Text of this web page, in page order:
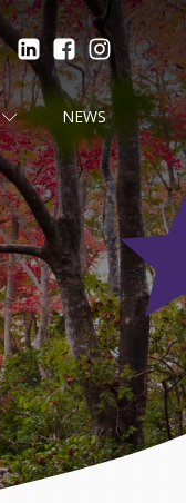
NEWS